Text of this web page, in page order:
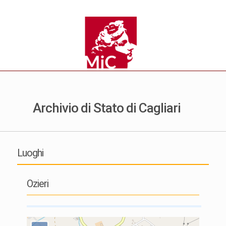
Archivio di Stato di Cagliari
Luoghi
Ozieri